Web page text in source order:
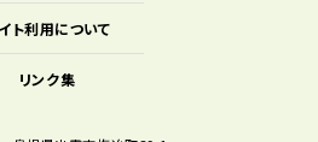
ト利用について
リンク集